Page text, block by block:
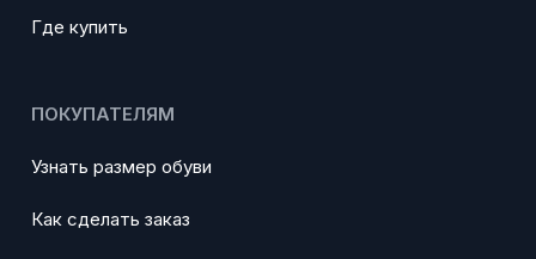
Где купить
ПОКУПАТЕЛЯМ
Узнать размер обуви
Как сделать заказ